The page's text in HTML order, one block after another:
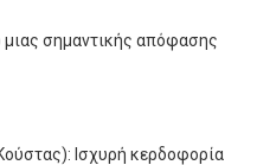
μιας σημαντικής απόφασης
Ισχυρή κερδοφορία